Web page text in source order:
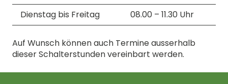
Dienstag bis Freitag
08.00 – 11.30 Uhr
Auf Wunsch können auch Termine ausserhalb
dieser Schalterstunden vereinbart werden.